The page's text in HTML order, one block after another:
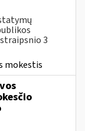
3
mokestis